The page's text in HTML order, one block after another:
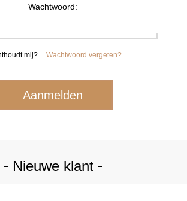
Wachtwoord:
mij? Wachtwoord vergeten?
Nieuwe klant